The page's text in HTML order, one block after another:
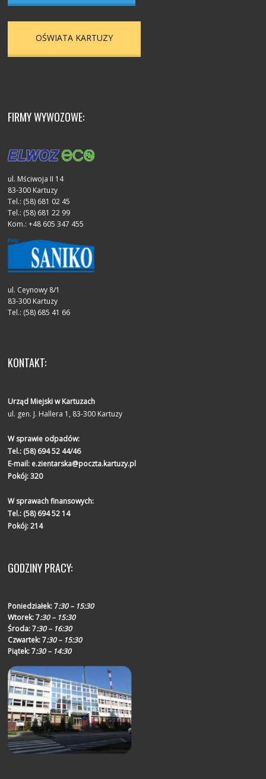
OŚWIATA KARTUZY
FIRMY WYWOZOWE:
ul. Mściwoja II 14
83-300 Kartuzy
Tel.: (58) 681 02 45
Tel.: (58) 681 22 99
Kom.: +48 605 347 455
ul. Ceynowy 8/1
83-300 Kartuzy
Tel.: (58) 685 41 66
KONTAKT:
Urząd Miejski w Kartuzach
ul. gen. J. Hallera 1, 83-300 Kartuzy
W sprawie odpadów:
Tel.: (58) 694 52 44/46
E-mail: e.zientarska@poczta.kartuzy.pl
Pokój: 320
W sprawach finansowych:
Tel.: (58) 694 52 14
Pokój: 214
GODZINY PRACY:
Poniedziałek:7:30 – 15:30
Wtorek:7:30 – 15:30
Środa:7:30 – 16:30
Czwartek:7:30 – 15:30
Piątek:7:30 – 14:30